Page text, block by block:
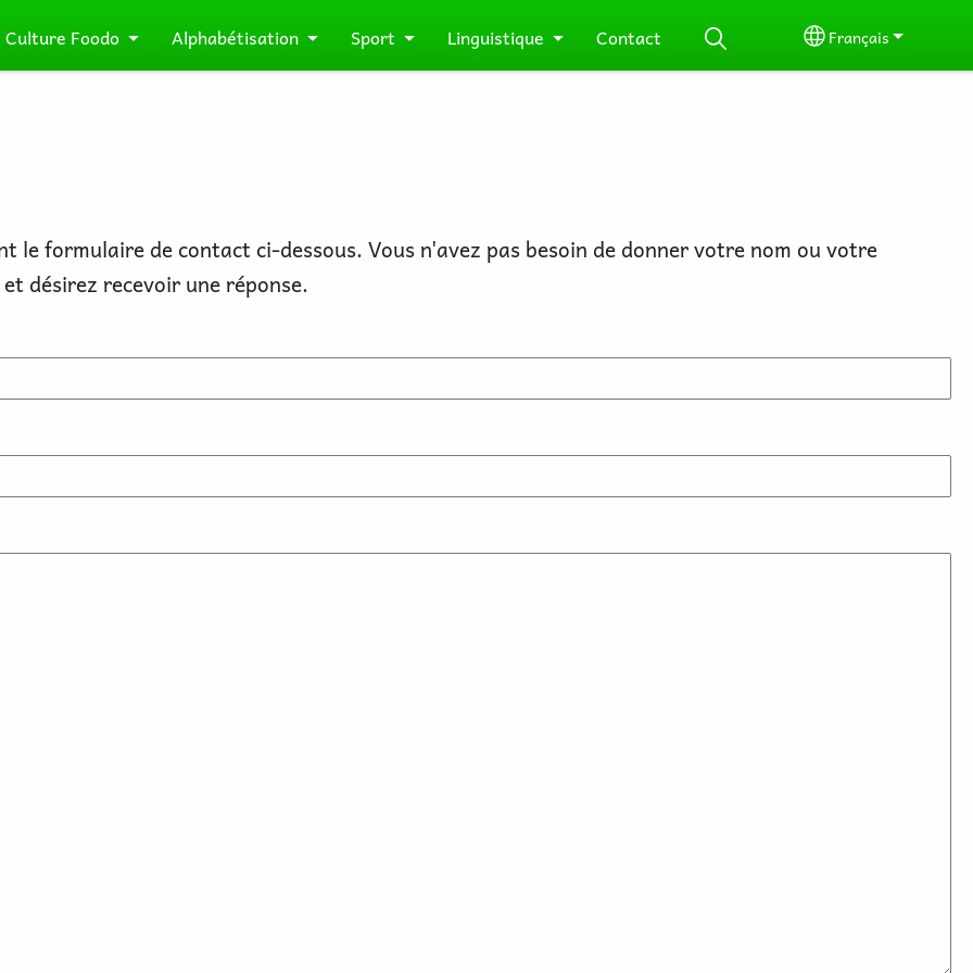
Culture Foodo Alphabétisation Sport Linguistique Contact Select your
Français
le formulaire de contact ci-dessous. Vous n'avez pas besoin de donner votre nom ou votre
désirez recevoir une réponse.